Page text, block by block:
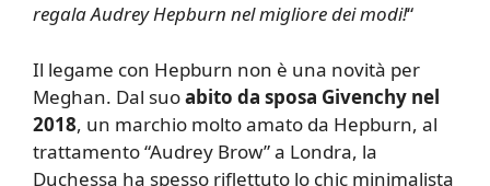
regala Audrey Hepburn nel migliore dei modi!“
Il legame con Hepburn non è una novità per
Meghan. Dal suoabito da sposa Givenchy nel
2018, un marchio molto amato da Hepburn, al
trattamento “Audrey Brow” a Londra, la
Duchessa ha spesso riflettuto lo chic minimalista